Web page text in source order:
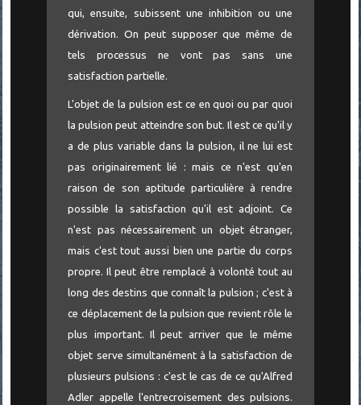
qui, ensuite, subissent une inhibition ou une
dérivation. On peut supposer que même de
tels processus ne vont pas sans une
satisfaction partielle.
L'objet de la pulsion est ce en quoi ou par quoi
la pulsion peut atteindre son but. Il est ce qu'il y
a de plus variable dans la pulsion, il ne lui est
pas originairement lié : mais ce n'est qu'en
raison de son aptitude particulière à rendre
possible la satisfaction qu'il est adjoint. Ce
n'est pas nécessairement un objet étranger,
mais c'est tout aussi bien une partie du corps
propre. Il peut être remplacé à volonté tout au
long des destins que connaît la pulsion ; c'est à
ce déplacement de la pulsion que revient rôle le
plus important. Il peut arriver que le même
objet serve simultanément à la satisfaction de
plusieurs pulsions : c'est le cas de ce qu'Alfred
Adler appelle l'entrecroisement des pulsions.